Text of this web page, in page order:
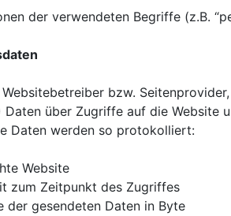
der verwendeten Begriffe (z.B.
bzw.
Daten über Zugriffe auf die Website
Daten werden so protokolliert:
Website
zum Zeitpunkt des Zugriffes
der gesendeten Daten in Byte